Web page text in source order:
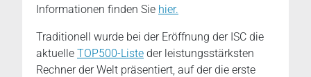
Informationen finden Sie hier.
Traditionell wurde bei der Eröffnung der ISC die
aktuelle TOP500-Liste der leistungsstärksten
Rechner der Welt präsentiert, auf der die erste